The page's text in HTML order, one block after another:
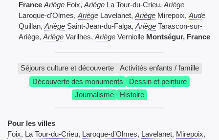
France Ariège Foix, Ariège La Tour-du-Crieu, Ariège
Laroque-d'Olmes, Ariège Lavelanet, Ariège Mirepoix, Aude
Quillan, Ariège Saint-Jean-du-Falga, Ariège Tarascon-sur-
Ariège, Ariège Varilhes, Ariège Verniolle Montségur, France
Séjours culture et découverte
Activités enfants / famille
Découverte des monuments
Dessin et peinture
Journalisme
Histoire
Pour les villes
Foix, La Tour-du-Crieu, Laroque-d'Olmes, Lavelanet, Mirepoix,